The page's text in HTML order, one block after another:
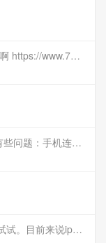
Firefor 去广告插件怎么不能下载了啊 https://www.77bx.com/312.html
对照上面教程➕AI，跑通了，但还有些问题：手机连上vpn后，部分家里内网的服务能访问（内网的Debian服务器可以），部分不能(routeros网页），不知道问题出在哪
有空我写一个教程，你先可以自己试试。目前来说ipv6应该没问题的。